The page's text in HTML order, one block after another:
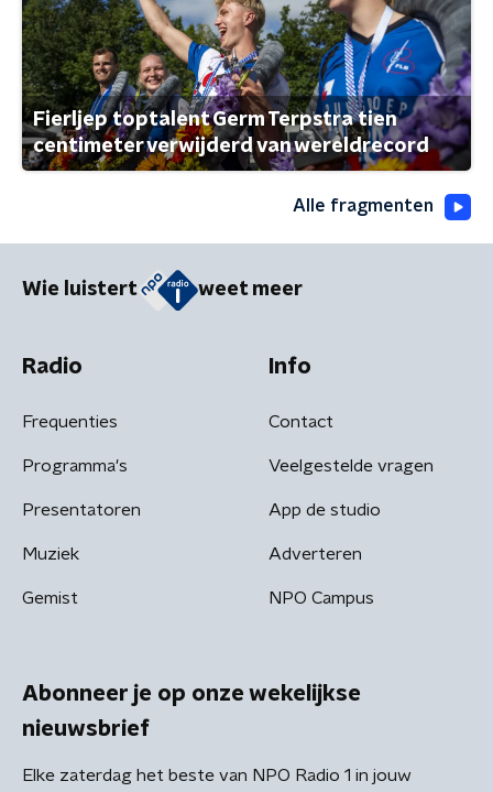
Fierljep toptalent Germ Terpstra tien
centimeter verwijderd van wereldrecord
Alle fragmenten
Wie luistert weet meer
Radio
Frequenties
Programma's
Presentatoren
Muziek
Gemist
Info
Contact
Veelgestelde vragen
App de studio
Adverteren
NPO Campus
Abonneer je op onze wekelijkse
nieuwsbrief
Elke zaterdag het beste van NPO Radio 1 in jouw